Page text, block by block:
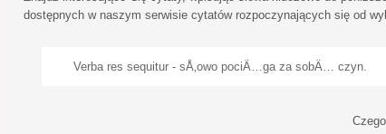
dostępnych w naszym serwisie cytatów rozpoczynających się od
Verba res sequitur - sÅ‚owo pociÄ…ga za sobÄ… czyn.